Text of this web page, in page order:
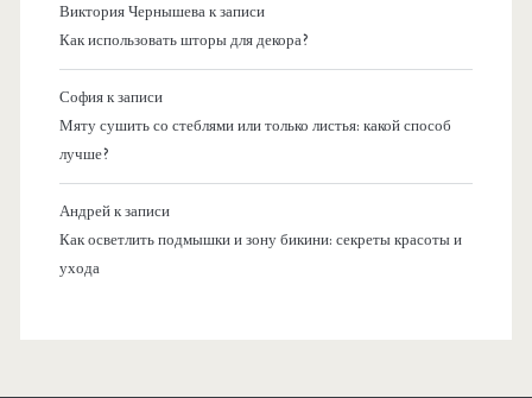
Виктория Чернышевак записи
Как использовать шторы для декора?
Софияк записи
Мяту сушить со стеблями или только листья: какой способ
лучше?
Андрейк записи
Как осветлить подмышки и зону бикини: секреты красоты и
ухода